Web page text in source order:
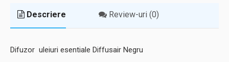
Descriere Review-uri (0)
Difuzor uleiuri esentiale Diffusair Negru